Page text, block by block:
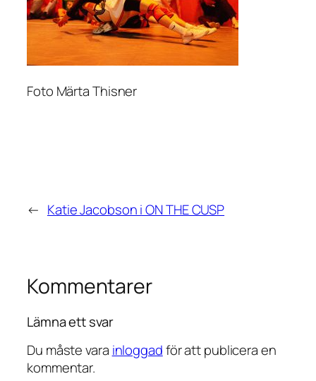
Foto Märta Thisner
← Katie Jacobson i ON THE CUSP
Kommentarer
Lämna ett svar
Du måste vara inloggadför att publicera en
kommentar.